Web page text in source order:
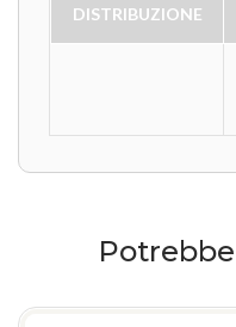
DISTRIBUZIONE